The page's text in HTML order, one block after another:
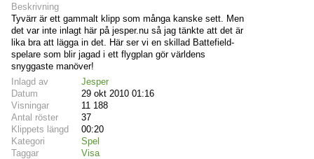
Beskrivning
Tyvärr är ett gammalt klipp som många kanske sett. Men
det var inte inlagt här på jesper.nu så jag tänkte att det är
lika bra att lägga in det. Här ser vi en skillad Battefield-
spelare som blir jagad i ett flygplan gör världens
snyggaste manöver!
Inlagd av
Jesper
Datum
29 okt 2010 01:16
Visningar
11 188
Antal röster
37
Klippets längd
00:20
Kategori
Spel
Taggar
Visa